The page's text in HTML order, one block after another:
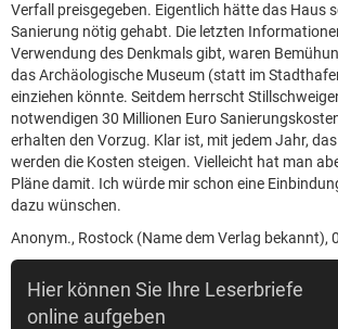
Verfall preisgegeben. Eigentlich hätte das Haus
Sanierung nötig gehabt. Die letzten
Verwendung des Denkmals gibt, waren
das Archäologische Museum (statt im
einziehen könnte. Seitdem herrscht
notwendigen 30 Millionen Euro
erhalten den Vorzug. Klar ist, mit jedem Jahr,
werden die Kosten steigen. Vielleicht hat man
Pläne damit. Ich würde mir schon eine
dazu wünschen.
Anonym., Rostock (Name dem Verlag bekannt),
Hier können Sie Ihre Leserbriefe
online aufgeben